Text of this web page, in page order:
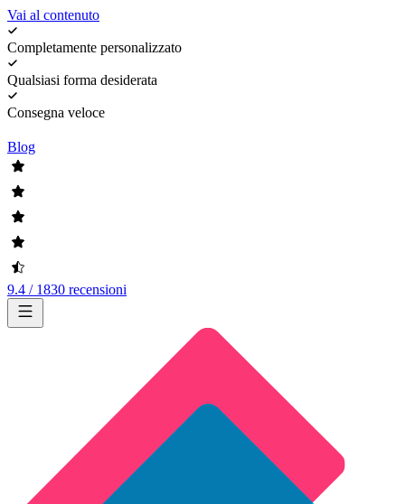
Vai al contenuto
Completamente personalizzato
Qualsiasi forma desiderata
Consegna veloce
Blog
9.4 / 1830 recensioni